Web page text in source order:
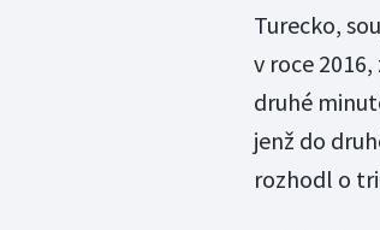
Turecko,
v roce
druhé
jenž do
rozhodl o